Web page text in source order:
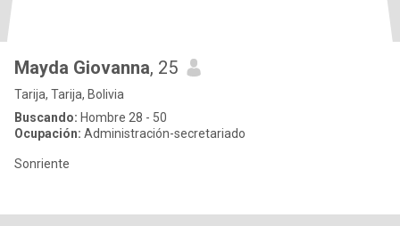
Mayda Giovanna, 25
Tarija, Tarija, Bolivia
Buscando: Hombre 28 - 50
Ocupación: Administración-secretariado
Sonriente